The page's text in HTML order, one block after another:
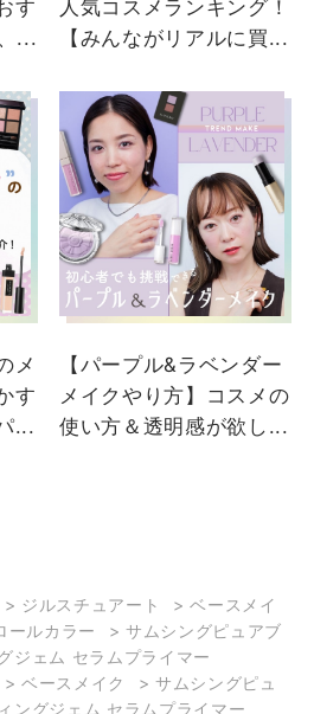
日
ー
す
...
人気コスメランキング！
【みんながリアルに買...
メ
す
...
【パープル&ラベンダー
メイクやり方】コスメの
使い方＆透明感が欲し...
> ジルスチュアート >ベースメイ
ールカラー >サムシングピュアブ
ジェム セラムプライマー
>ベースメイク >サムシングピュ
グジェム セラムプライマー